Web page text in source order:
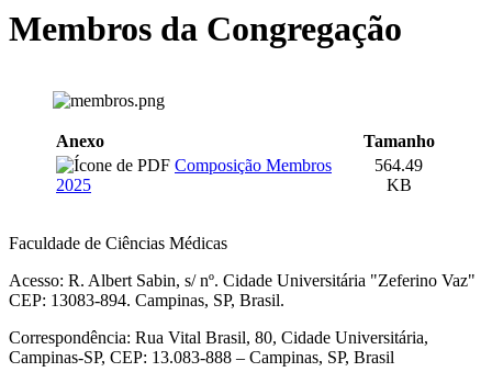
Membros da Congregação
Anexo
Tamanho
Composição Membros
2025
564.49
KB
Faculdade de Ciências Médicas
Acesso: R. Albert Sabin, s/ nº. Cidade Universitária "Zeferino Vaz"
CEP: 13083-894. Campinas, SP, Brasil.
Correspondência: Rua Vital Brasil, 80, Cidade Universitária,
Campinas-SP, CEP: 13.083-888 – Campinas, SP, Brasil